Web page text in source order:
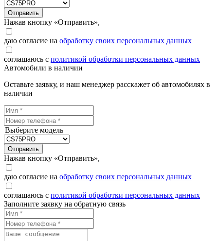
Отправить
Нажав кнопку «Отправить»,
даю согласие на обработку своих персональных данных
соглашаюсь с политикой обработки персональных данных
Автомобили в наличии
Оставьте заявку, и наш менеджер расскажет об автомобилях в
наличии
Выберите модель
Отправить
Нажав кнопку «Отправить»,
даю согласие на обработку своих персональных данных
соглашаюсь с политикой обработки персональных данных
Заполните заявку на обратную связь